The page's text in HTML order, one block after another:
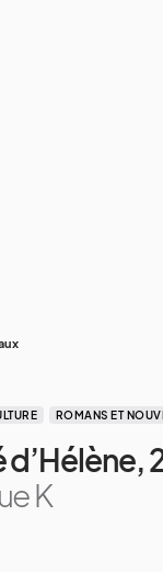
ROMANS ET
d’Hélène,
K